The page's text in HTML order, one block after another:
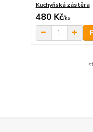
Kuchyňská zástěra
480 Kč/ks